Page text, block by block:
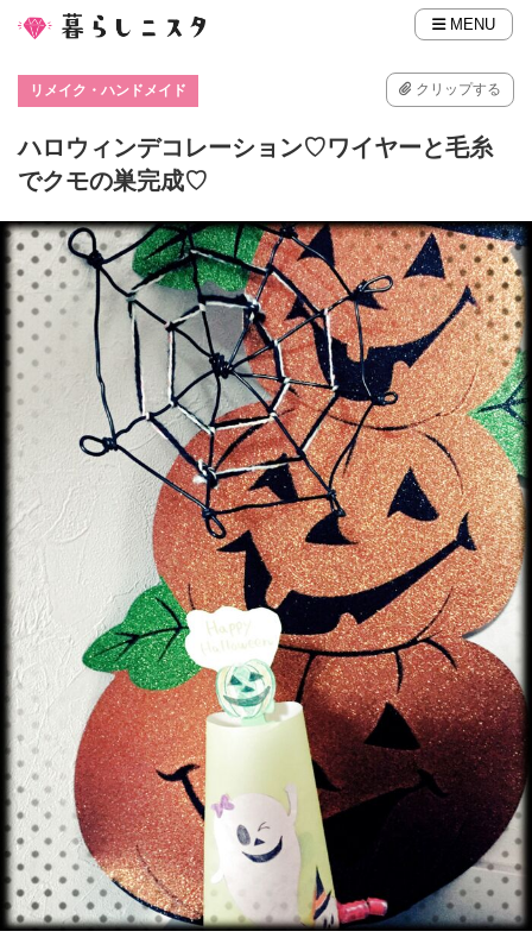
MENU
リメイク・ハンドメイド クリップする
ハロウィンデコレーション♡ワイヤーと毛糸
でクモの巣完成♡